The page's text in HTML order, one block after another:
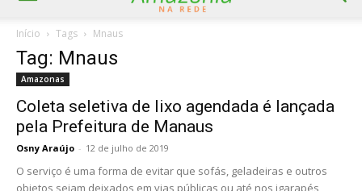
Início Tags Mnaus
Tag: Mnaus
Amazonas
Coleta seletiva de lixo agendada é lançada
pela Prefeitura de Manaus
Osny Araújo - 12 de julho de 2019
O serviço é uma forma de evitar que sofás, geladeiras e outros
objetos sejam deixados em vias públicas ou até nos igarapés